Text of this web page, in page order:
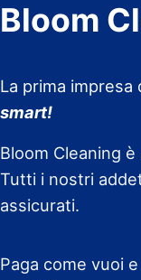
Bloom
La prima impresa
smart!
Bloom Cleaning
Tutti i nostri
assicurati.
Paga come vuoi